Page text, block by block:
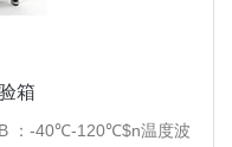
箱
B ：-40℃-120℃$n温度波